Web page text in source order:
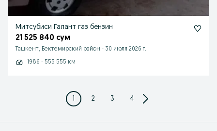
Митсубиси Галант газ бензин
21 525 840 сум
Ташкент, Бектемирский район - 30 июля 2026 г.
1986 - 555 555 км
1 2 3 4